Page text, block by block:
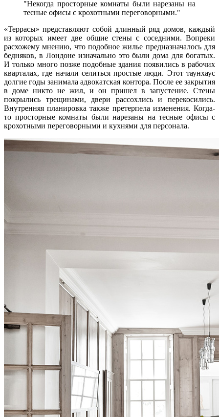
Некогда просторные комнаты были нарезаны на
тесные офисы с крохотными переговорными.
«Террасы» представляют собой длинный ряд домов, каждый
из которых имеет две общие стены с соседними. Вопреки
расхожему мнению, что подобное жилье предназначалось для
бедняков, в Лондоне изначально это были дома для богатых.
И только много позже подобные здания появились в рабочих
кварталах, где начали селиться простые люди. Этот таунхаус
долгие годы занимала адвокатская контора. После ее закрытия
в доме никто не жил, и он пришел в запустение. Стены
покрылись трещинами, двери рассохлись и перекосились.
Внутренняя планировка также претерпела изменения. Когда-
то просторные комнаты были нарезаны на тесные офисы с
крохотными переговорными и кухнями для персонала.